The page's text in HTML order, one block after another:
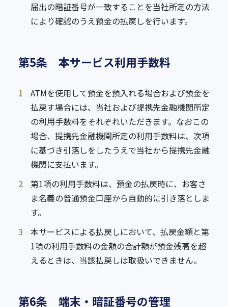
届出の暗証番号が一致することを当社所定の方法
により確認のうえ預金の払戻しを行います。
第5条 本サービス利用手数料
1
ATMを使用して預金を預入れる場合および預金を
払戻す場合には、当社および提携先金融機関所定
の利用手数料をそれぞれいただきます。なおこの
場合、提携先金融機関所定の利用手数料は、次項
に基づき引落しをしたうえで当社から提携先金融
機関に支払います。
2
第1項の利用手数料は、預金の払戻時に、お客さ
ま名義の普通預金口座から自動的に引き落としま
す。
3
本サービスによる払戻しにおいて、払戻金額と第
1項の利用手数料の金額の合計額が預金残高を超
えるときは、当該払戻しは取扱いできません。
第6条 端末・暗証番号の管理